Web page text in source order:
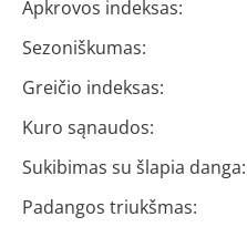
Apkrovos indeksas:
Sezoniškumas:
Greičio indeksas:
Kuro sąnaudos:
Sukibimas su šlapia danga:
Padangos triukšmas: